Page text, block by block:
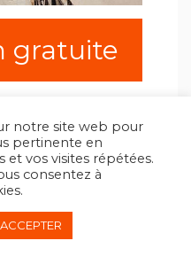
gratuite
2025
et cookies
notre site web pour
pertinente en
vos visites répétées.
consentez à
ACCEPTER